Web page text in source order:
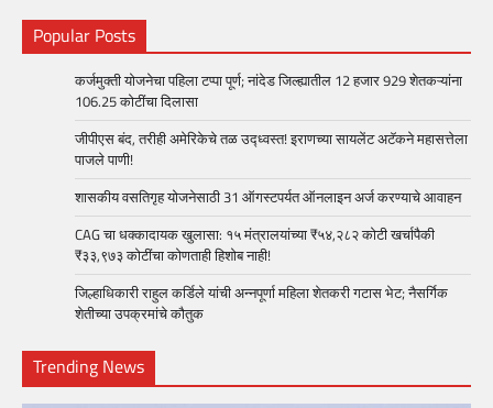
Popular Posts
कर्जमुक्ती योजनेचा पहिला टप्पा पूर्ण; नांदेड जिल्ह्यातील 12 हजार 929 शेतकऱ्यांना
106.25 कोटींचा दिलासा
जीपीएस बंद, तरीही अमेरिकेचे तळ उद्ध्वस्त! इराणच्या सायलेंट अटॅकने महासत्तेला
पाजले पाणी!
शासकीय वसतिगृह योजनेसाठी 31 ऑगस्टपर्यत ऑनलाइन अर्ज करण्याचे आवाहन
CAG चा धक्कादायक खुलासा: १५ मंत्रालयांच्या ₹५४,२८२ कोटी खर्चापैकी
₹३३,९७३ कोटींचा कोणताही हिशोब नाही!
जिल्हाधिकारी राहुल कर्डिले यांची अन्नपूर्णा महिला शेतकरी गटास भेट; नैसर्गिक
शेतीच्या उपक्रमांचे कौतुक
Trending News